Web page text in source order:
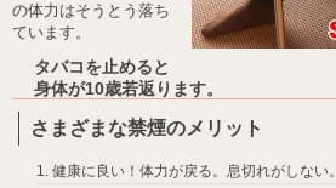
の体力はそうとう落ち
ています。
タバコを止めると
身体が10歳若返ります。
さまざまな禁煙のメリット
健康に良い！体力が戻る。息切れがしない。